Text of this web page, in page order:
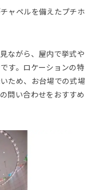
ャペルを備えたプチホ
ながら、屋内で挙式や
す。ロケーションの特
ため、お台場での式場
問い合わせをおすすめ